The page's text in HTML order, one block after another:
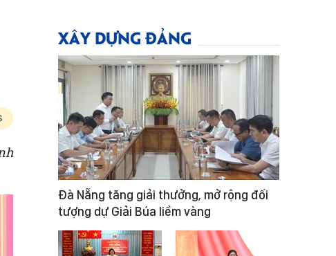
XÂY DỰNG ĐẢNG
Đà Nẵng tăng giải thưởng, mở rộng đối
tượng dự Giải Búa liềm vàng